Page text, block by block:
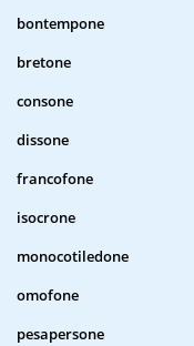
bontempone
bretone
consone
dissone
francofone
isocrone
monocotiledone
omofone
pesapersone